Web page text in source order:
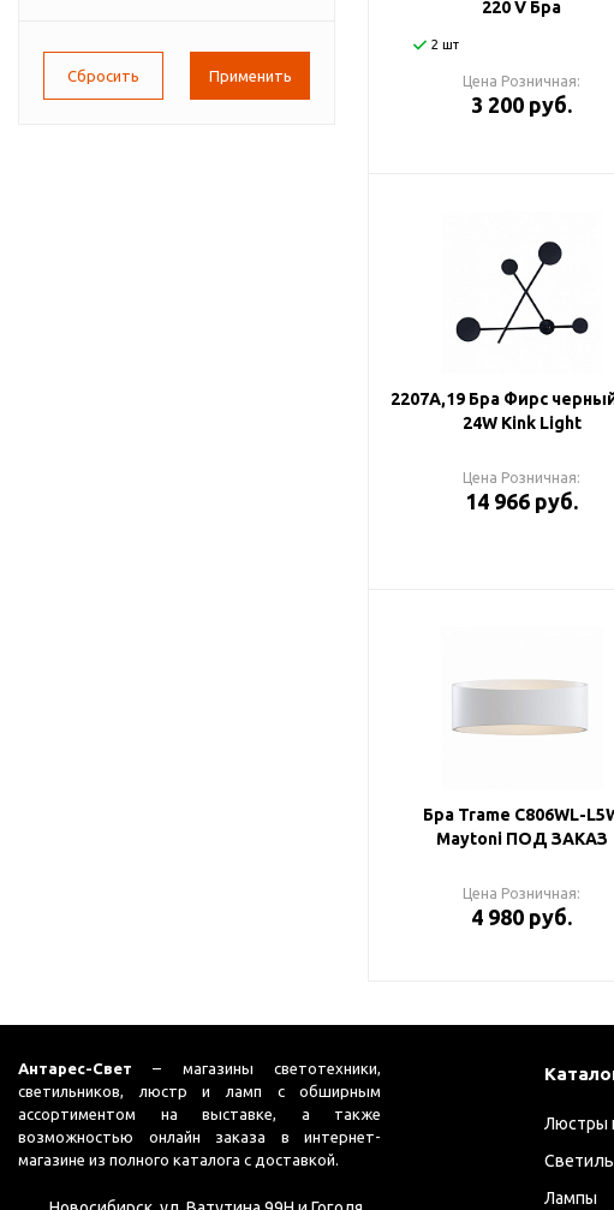
220 V Бра
2 шт
Цена Розничная:
3 200 руб.
2207A,19 Бра Фирс
24W Kink Light
Цена Розничная:
14 966 руб.
Бра Trame C806WL-
Maytoni ПОД ЗАКАЗ
Цена Розничная:
4 980 руб.
Антарес-Свет – магазины светотехники,
светильников, люстр и ламп с обширным
ассортиментом на выставке, а также
возможностью онлайн заказа в интернет-
магазине из полного каталога с доставкой.
Люстры
Лампы